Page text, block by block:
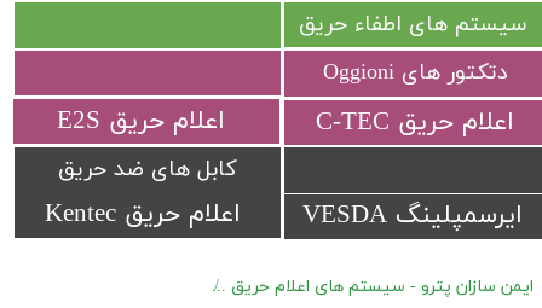
اعلام حریق Kentec
​اعلام حریق C-TEC​​​​​​​ ​اعلام حریق E2S
ایرسمپلینگ VESDA
سیستم های اطفاء حریق
کابل های ضد حریق
دتکتور های Oggioni
ایمن سازان پترو - سیستم های اعلام حریق